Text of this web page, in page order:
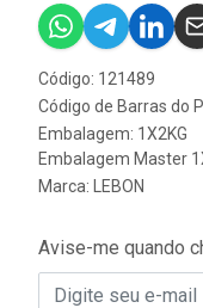
Código: 121489
Código de Barras do
Embalagem: 1X2KG
Embalagem Master
Marca:
LEBON
Avise-me quando